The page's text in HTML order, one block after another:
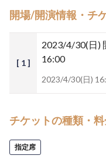
開場/開演情報・チ
[ 1 ]
2023/4/30(日)
16:00
2023/4/30(日)
チケットの種類・
指定席